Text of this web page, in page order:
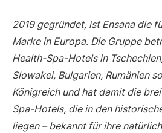
2019 gegründet, ist Ensana die
Marke in Europa. Die Gruppe
Health-Spa-Hotels in
Slowakei, Bulgarien, Rumänien
Königreich und hat damit die
Spa-Hotels, die in den
liegen – bekannt für ihre